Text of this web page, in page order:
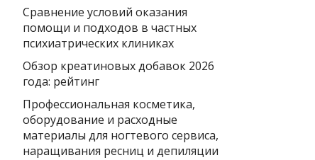
Сравнение условий оказания
помощи и подходов в частных
психиатрических клиниках
Обзор креатиновых добавок 2026
года: рейтинг
Профессиональная косметика,
оборудование и расходные
материалы для ногтевого сервиса,
наращивания ресниц и депиляции